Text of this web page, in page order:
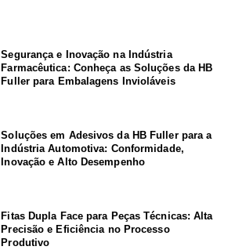
Segurança e Inovação na Indústria
Farmacêutica: Conheça as Soluções da HB
Fuller para Embalagens Invioláveis
Soluções em Adesivos da HB Fuller para a
Indústria Automotiva: Conformidade,
Inovação e Alto Desempenho
Fitas Dupla Face para Peças Técnicas: Alta
Precisão e Eficiência no Processo
Produtivo